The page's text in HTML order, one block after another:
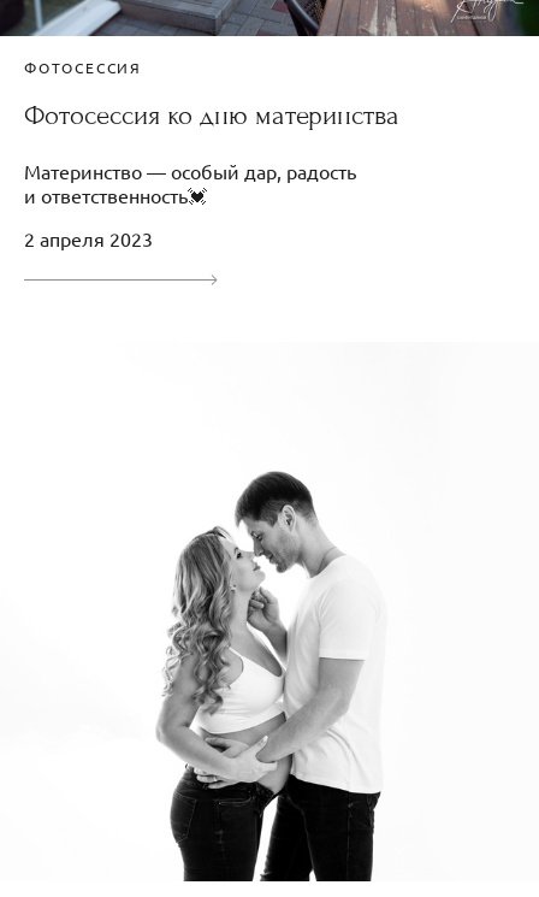
ФОТОСЕССИЯ
Фотосессия ко дню материнства
Материнство — особый дар, радость
и ответственность💓
2 апреля 2023